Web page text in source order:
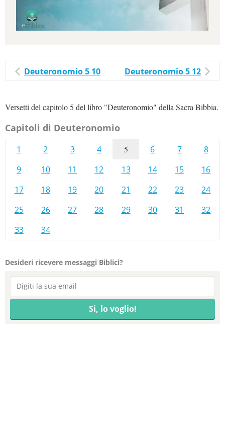
Deuteronomio 5 10 Deuteronomio 5 12
Versetti del capitolo 5 del libro "Deuteronomio" della Sacra Bibbia.
Capitoli di Deuteronomio
1 2 3 4 5 6 7
8
9
10 11 12 13 14 15
16
17
18 19 20 21 22 23
24
25
26 27 28 29 30 31
32
33
34
Desideri ricevere messaggi Biblici?